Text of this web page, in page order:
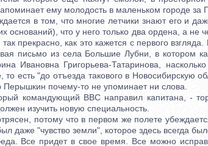
ему молодость в маленьком городе за
в том, что многие летчики знают его и
оснований), что у него только два ордена, а не
прекрасно, как это кажется с первого
письмо из села Большие Лубни, в котором
Ивановна Григорьева-Татаринова,
есть "до отъезда такового в Новосибирскую
Перышкин почему-то не упоминает ни слова.
командующий ВВС направил капитана, -
изучить новую специальность.
потому что в первом же полете
даже "чувство земли", которое здесь всегда
Все придет в свое время. Все можно